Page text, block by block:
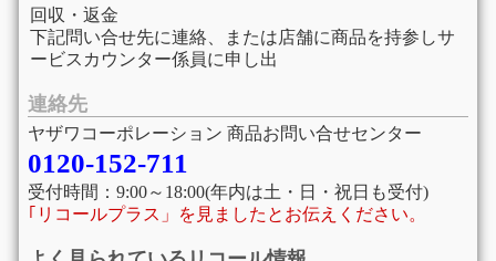
回収・返金
下記問い合せ先に連絡、または店舗に商品を持参しサ
ービスカウンター係員に申し出
連絡先
ヤザワコーポレーション 商品お問い合せセンター
0120-152-711
受付時間：9:00～18:00(年内は土・日・祝日も受付)
｢リコールプラス」を見ましたとお伝えください。